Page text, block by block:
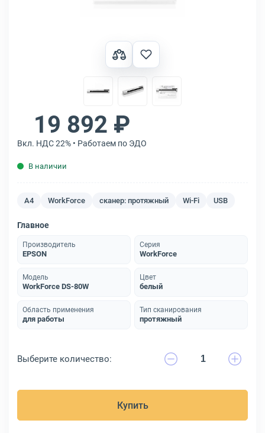
19 892 ₽
Вкл. НДС 22% • Работаем по ЭДО
В наличии
A4 WorkForce сканер: протяжный Wi-Fi USB
Главное
Производитель
EPSON
Серия
WorkForce
Модель
WorkForce DS-80W
Цвет
белый
Область применения
для работы
Тип сканирования
протяжный
Выберите количество:
Купить